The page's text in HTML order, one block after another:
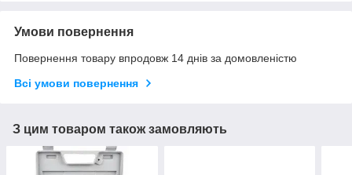
Умови повернення
Повернення товару впродовж 14 днів за домовленістю
Всі умови повернення
З цим товаром також замовляють